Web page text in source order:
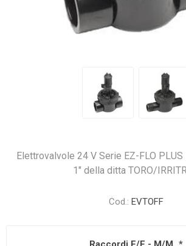
Elettrovalvole 24 V Serie EZ-FLO
1" della ditta TORO/
Cod.: EVTOFF